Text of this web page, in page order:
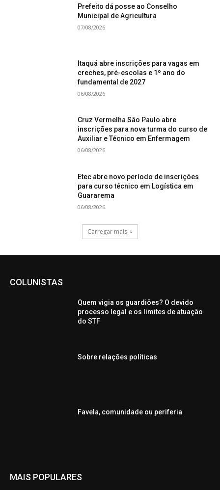
Prefeito dá posse ao Conselho
Municipal de Agricultura
07/08/2026
Itaquá abre inscrições para vagas em
creches, pré-escolas e 1º ano do
fundamental de 2027
06/08/2026
Cruz Vermelha São Paulo abre
inscrições para nova turma do curso de
Auxiliar e Técnico em Enfermagem
06/08/2026
Etec abre novo período de inscrições
para curso técnico em Logística em
Guararema
06/08/2026
Carregar mais
COLUNISTAS
Quem vigia os guardiões? O devido
processo legal e os limites de atuação
do STF
Sobre relações políticas
Favela, comunidade ou periferia
MAIS POPULARES